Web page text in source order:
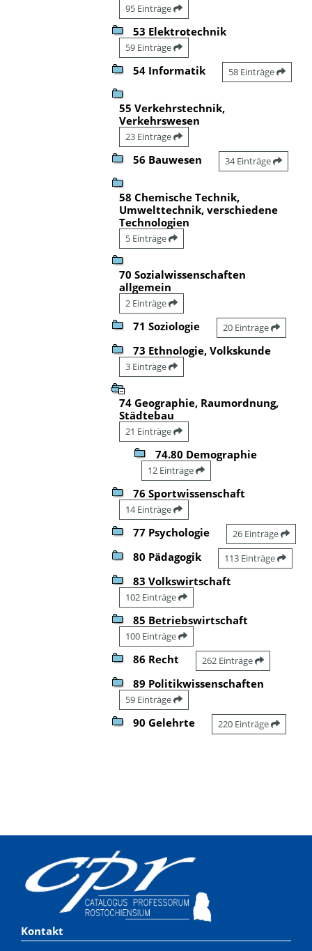
95 Einträge
53 Elektrotechnik
59 Einträge
54 Informatik 58 Einträge
55 Verkehrstechnik,
Verkehrswesen
23 Einträge
56 Bauwesen 34 Einträge
58 Chemische Technik,
Umwelttechnik, verschiedene
Technologien
5 Einträge
70 Sozialwissenschaften
allgemein
2 Einträge
71 Soziologie 20 Einträge
73 Ethnologie, Volkskunde
3 Einträge
74 Geographie, Raumordnung,
Städtebau
21 Einträge
74.80 Demographie
12 Einträge
76 Sportwissenschaft
14 Einträge
77 Psychologie 26 Einträge
80 Pädagogik 113 Einträge
83 Volkswirtschaft
102 Einträge
85 Betriebswirtschaft
100 Einträge
86 Recht 262 Einträge
89 Politikwissenschaften
59 Einträge
90 Gelehrte 220 Einträge
Kontakt